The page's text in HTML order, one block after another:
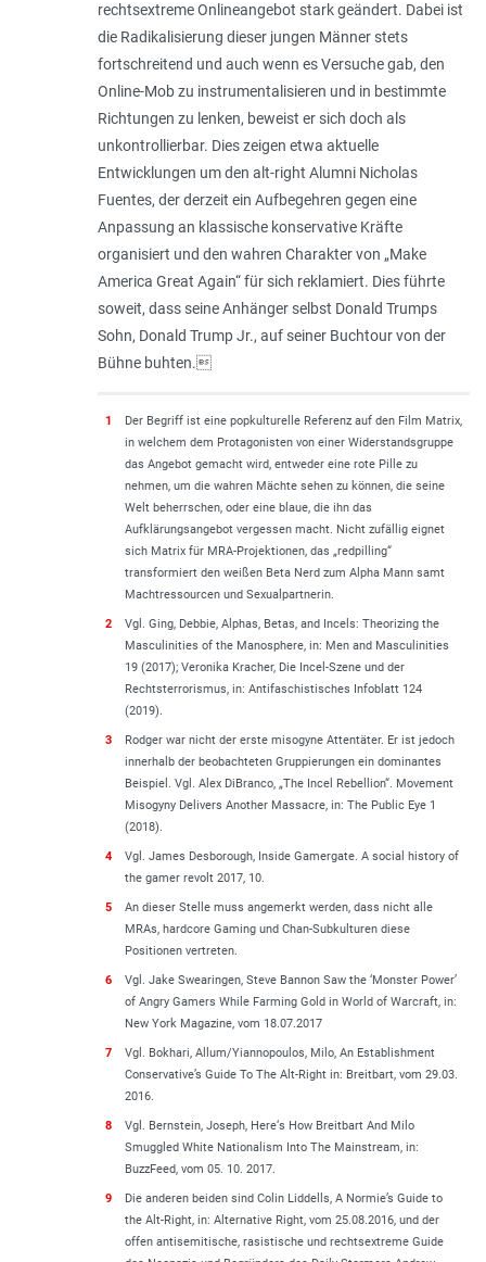
rechtsextreme Onlineangebot stark geändert. Dabei ist
die Radikalisierung dieser jungen Männer stets
fortschreitend und auch wenn es Versuche gab, den
Online-Mob zu instrumentalisieren und in bestimmte
Richtungen zu lenken, beweist er sich doch als
unkontrollierbar. Dies zeigen etwa aktuelle
Entwicklungen um den alt-right Alumni Nicholas
Fuentes, der derzeit ein Aufbegehren gegen eine
Anpassung an klassische konservative Kräfte
organisiert und den wahren Charakter von „Make
America Great Again“ für sich reklamiert. Dies führte
soweit, dass seine Anhänger selbst Donald Trumps
Sohn, Donald Trump Jr., auf seiner Buchtour von der
Bühne buhten.
1
Der Begriff ist eine popkulturelle Referenz auf den Film Matrix,
in welchem dem Protagonisten von einer Widerstandsgruppe
das Angebot gemacht wird, entweder eine rote Pille zu
nehmen, um die wahren Mächte sehen zu können, die seine
Welt beherrschen, oder eine blaue, die ihn das
Aufklärungsangebot vergessen macht. Nicht zufällig eignet
sich Matrix für MRA-Projektionen, das „redpilling“
transformiert den weißen Beta Nerd zum Alpha Mann samt
Machtressourcen und Sexualpartnerin.
2
Vgl. Ging, Debbie, Alphas, Betas, and Incels: Theorizing the
Masculinities of the Manosphere, in: Men and Masculinities
19 (2017); Veronika Kracher, Die Incel-Szene und der
Rechtsterrorismus, in: Antifaschistisches Infoblatt 124
(2019).
3
Rodger war nicht der erste misogyne Attentäter. Er ist jedoch
innerhalb der beobachteten Gruppierungen ein dominantes
Beispiel. Vgl. Alex DiBranco, „The Incel Rebellion“. Movement
Misogyny Delivers Another Massacre, in: The Public Eye 1
(2018).
4
Vgl. James Desborough, Inside Gamergate. A social history of
the gamer revolt 2017, 10.
5
An dieser Stelle muss angemerkt werden, dass nicht alle
MRAs, hardcore Gaming und Chan-Subkulturen diese
Positionen vertreten.
6
Vgl. Jake Swearingen, Steve Bannon Saw the ‘Monster Power’
of Angry Gamers While Farming Gold in World of Warcraft, in:
New York Magazine, vom 18.07.2017
7
Vgl. Bokhari, Allum/Yiannopoulos, Milo, An Establishment
Conservative’s Guide To The Alt-Right in: Breitbart, vom 29.03.
2016.
8
Vgl. Bernstein, Joseph, Here‘s How Breitbart And Milo
Smuggled White Nationalism Into The Mainstream, in:
BuzzFeed, vom 05. 10. 2017.
9
Die anderen beiden sind Colin Liddells, A Normie’s Guide to
the Alt-Right, in: Alternative Right, vom 25.08.2016, und der
offen antisemitische, rasistische und rechtsextreme Guide